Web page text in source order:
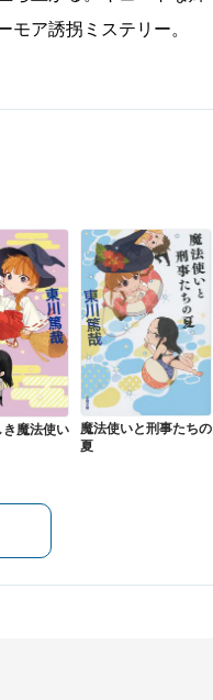
ア誘拐ミステリー。
き魔法使い
魔法使いと刑事たちの
夏